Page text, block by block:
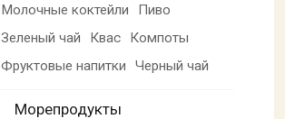
Молочные коктейли
Пиво
Зеленый чай
Квас
Компоты
Фруктовые напитки
Черный чай
Морепродукты